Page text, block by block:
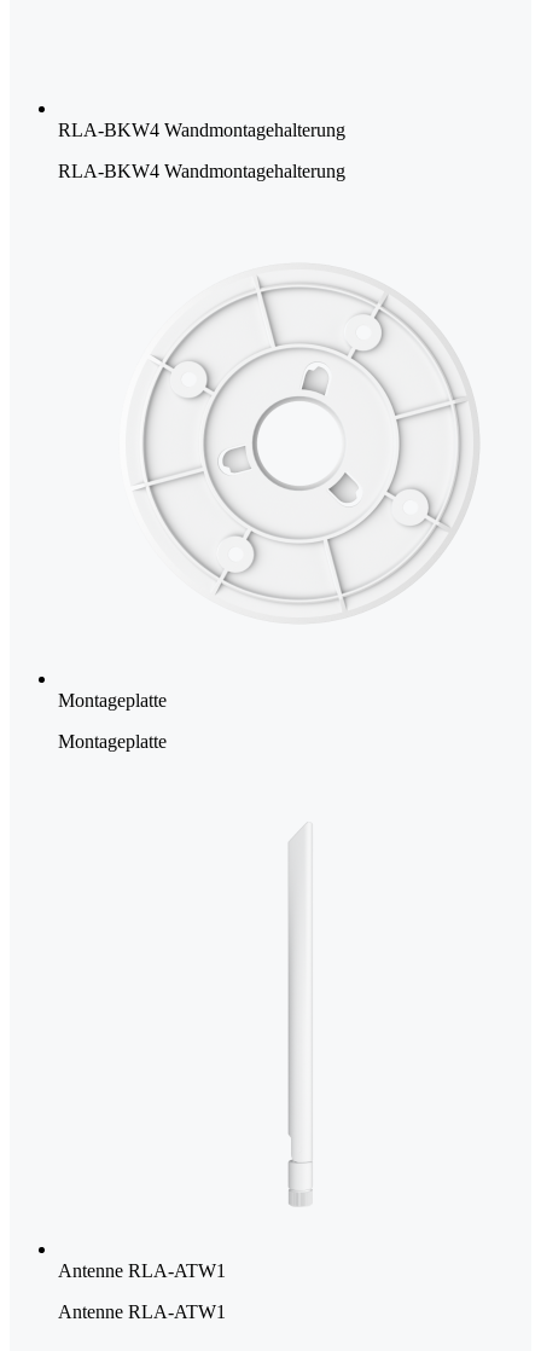
RLA-BKW4 Wandmontagehalterung
RLA-BKW4 Wandmontagehalterung
Montageplatte
Montageplatte
Antenne RLA-ATW1
Antenne RLA-ATW1